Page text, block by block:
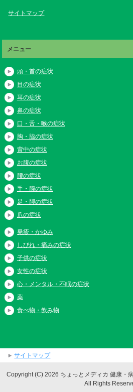
サイトマップ
メニュー
頭・首の症状
目の症状
耳の症状
鼻の症状
口・舌・喉の症状
胸・脇の症状
背中の症状
お腹の症状
腰の症状
手・腕の症状
足・脚の症状
爪の症状
発疹・かゆみ
しびれ・痛みの症状
子供の症状
女性の症状
心・メンタル・不眠の症状
薬
食べ物・飲み物
サイトマップ
Copyright (C) 2026 ちょっとメディカ 健康・
All Rights